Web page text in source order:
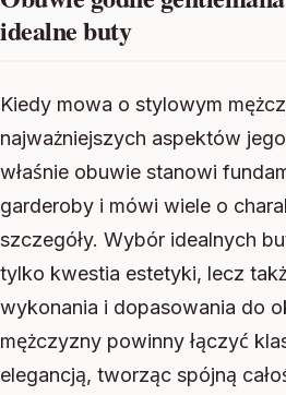
idealne buty
Kiedy mowa o stylowym
najważniejszych aspektów
właśnie obuwie stanowi
garderoby i mówi wiele o
szczegóły. Wybór idealnych
tylko kwestia estetyki, lecz
wykonania i dopasowania do
mężczyzny powinny łączyć
elegancją, tworząc spójną